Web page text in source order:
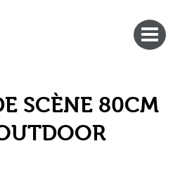
SCÈNE 80CM